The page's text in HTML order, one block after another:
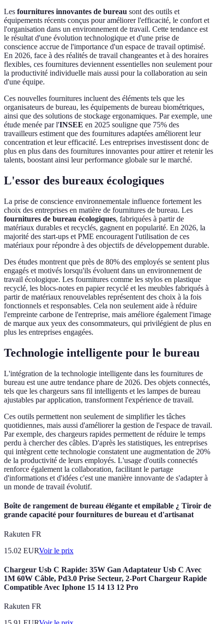
Les fournitures innovantes de bureau sont des outils et
équipements récents conçus pour améliorer l'efficacité, le confort et
l'organisation dans un environnement de travail. Cette tendance est
le résultat d'une évolution technologique et d'une prise de
conscience accrue de l'importance d'un espace de travail optimisé.
En 2026, face à des réalités de travail changeantes et à des horaires
flexibles, ces fournitures deviennent essentielles non seulement pour
la productivité individuelle mais aussi pour la collaboration au sein
d'une équipe.
Ces nouvelles fournitures incluent des éléments tels que les
organisateurs de bureau, les équipements de bureau biométriques,
ainsi que des solutions de stockage ergonamiques. Par exemple, une
étude menée par l'INSEE en 2025 souligne que 75% des
travailleurs estiment que des fournitures adaptées améliorent leur
concentration et leur efficacité. Les entreprises investissent donc de
plus en plus dans des fournitures innovantes pour attirer et retenir les
talents, boostant ainsi leur performance globale sur le marché.
L'essor des bureaux écologiques
La prise de conscience environnementale influence fortement les
choix des entreprises en matière de fournitures de bureau. Les
fournitures de bureau écologiques, fabriquées à partir de
matériaux durables et recyclés, gagnent en popularité. En 2026, la
majorité des start-ups et PME encouragent l'utilisation de ces
matériaux pour répondre à des objectifs de développement durable.
Des études montrent que près de 80% des employés se sentent plus
engagés et motivés lorsqu'ils évoluent dans un environnement de
travail écologique. Les fournitures comme les stylos en plastique
recyclé, les blocs-notes en papier recyclé et les meubles fabriqués à
partir de matériaux renouvelables représentent des choix à la fois
fonctionnels et responsables. Cela non seulement aide à réduire
l'empreinte carbone de l'entreprise, mais améliore également l'image
de marque aux yeux des consommateurs, qui privilégient de plus en
plus les entreprises engagées.
Technologie intelligente pour le bureau
L'intégration de la technologie intelligente dans les fournitures de
bureau est une autre tendance phare de 2026. Des objets connectés,
tels que les chargeurs sans fil intelligents et les lampes de bureau
ajustables par application, transforment l'expérience de travail.
Ces outils permettent non seulement de simplifier les tâches
quotidiennes, mais aussi d'améliorer la gestion de l'espace de travail.
Par exemple, des chargeurs rapides permettent de réduire le temps
perdu à chercher des câbles. D'après les statistiques, les entreprises
qui intègrent cette technologie constatent une augmentation de 20%
de la productivité de leurs employés. L'usage d'outils connectés
renforce également la collaboration, facilitant le partage
d'informations et d'idées c'est une manière innovante de s'adapter à
un monde de travail évolutif.
Boîte de rangement de bureau élégante et empilable ¿ Tiroir de
grande capacité pour fournitures de bureau et d'artisanat
Rakuten FR
15.02 EURVoir le prix
Chargeur Usb C Rapide: 35W Gan Adaptateur Usb C Avec
1M 60W Câble, Pd3.0 Prise Secteur, 2-Port Chargeur Rapide
Compatible Avec Iphone 15 14 13 12 Pro
Rakuten FR